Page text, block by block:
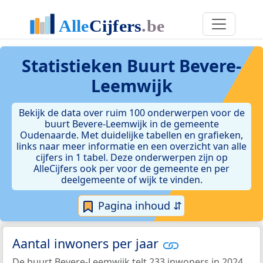
Statistieken Buurt Bevere-
Leemwijk
Bekijk de data over ruim 100 onderwerpen voor de
buurt Bevere-Leemwijk in de gemeente
Oudenaarde. Met duidelijke tabellen en grafieken,
links naar meer informatie en een overzicht van alle
cijfers in 1 tabel. Deze onderwerpen zijn op
AlleCijfers ook per voor de gemeente en per
deelgemeente of wijk te vinden.
Pagina inhoud ⇵
Aantal inwoners per jaar